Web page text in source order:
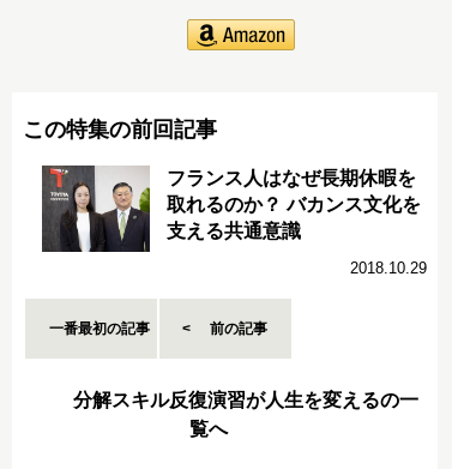
この特集の前回記事
フランス人はなぜ長期休暇を
取れるのか？ バカンス文化を
支える共通意識
2018.10.29
一番最初の記事 前の記事
分解スキル反復演習が人生を変えるの一
覧へ